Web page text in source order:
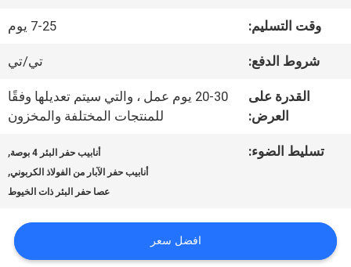
المصنع
مراقبة
الجودة
اتصل
أخبار
وقت التسليم: 7-25 يوم
شروط الدفع: تي/تي
القدرة على
العرض:
20-30 يوم عمل ، والتي سيتم تعديلها وفقًا
للمنتجات المختلفة والمخزون
تسليط الضوء: أنابيب حفر البئر 4 بوصة ,
أنابيب حفر الآبار من الفولاذ الكربوني,
عصا حفر البئر ذات الخيوط
افضل سعر